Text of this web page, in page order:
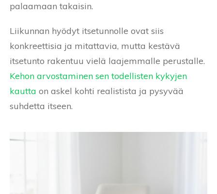
palaamaan takaisin.
Liikunnan hyödyt itsetunnolle ovat siis
konkreettisia ja mitattavia, mutta kestävä
itsetunto rakentuu vielä laajemmalle perustalle.
Kehon arvostaminen sen todellisten kykyjen
kautta on askel kohti realistista ja pysyvää
suhdetta itseen.